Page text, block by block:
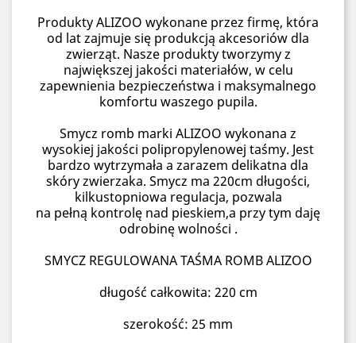
Produkty ALIZOO wykonane przez firmę, która
od lat zajmuje się produkcją akcesoriów dla
zwierząt. Nasze produkty tworzymy z
największej jakości materiałów, w celu
zapewnienia bezpieczeństwa i maksymalnego
komfortu waszego pupila.
Smycz romb marki ALIZOO wykonana z
wysokiej jakości polipropylenowej taśmy. Jest
bardzo wytrzymała a zarazem delikatna dla
skóry zwierzaka. Smycz ma 220cm długości,
kilkustopniowa regulacja, pozwala
na pełną kontrolę nad pieskiem,a przy tym daję
odrobinę wolności .
SMYCZ REGULOWANA TAŚMA ROMB ALIZOO
długość całkowita: 220 cm
szerokość: 25 mm